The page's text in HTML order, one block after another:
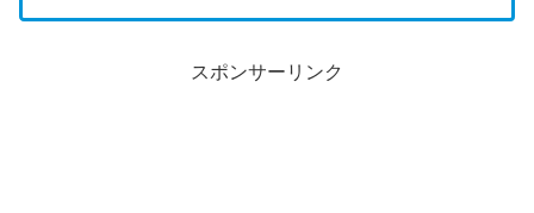
スポンサーリンク